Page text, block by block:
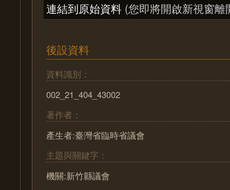
連結到原始資料 (您即將開啟新視窗離
後設資料
資料識別：
002_21_404_43002
著作者：
產生者:臺灣省臨時省議會
主題與關鍵字：
機關:新竹縣議會